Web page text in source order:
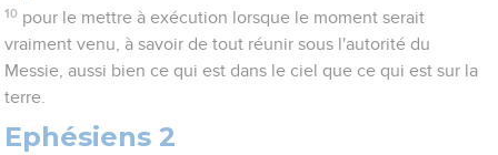
10 pour le mettre à exécution lorsque le moment serait
vraiment venu, à savoir de tout réunir sous l'autorité du
Messie, aussi bien ce qui est dans le ciel que ce qui est sur la
terre.
Ephésiens 2